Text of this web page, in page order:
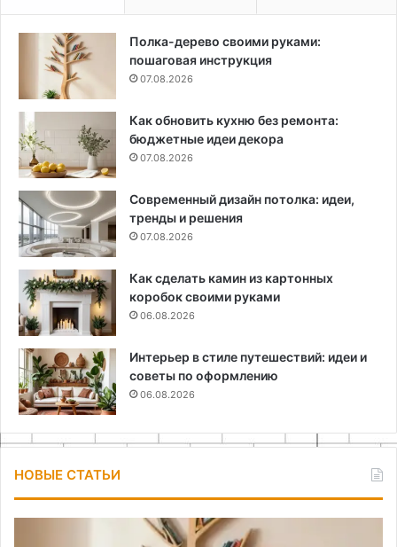
Полка-дерево своими руками:
пошаговая инструкция
07.08.2026
Как обновить кухню без ремонта:
бюджетные идеи декора
07.08.2026
Современный дизайн потолка: идеи,
тренды и решения
07.08.2026
Как сделать камин из картонных
коробок своими руками
06.08.2026
Интерьер в стиле путешествий: идеи и
советы по оформлению
06.08.2026
НОВЫЕ СТАТЬИ